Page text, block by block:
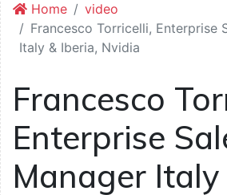
Home
video
Francesco Torricelli, Enterprise
Italy & Iberia, Nvidia
Francesco
Enterprise
Manager Italy